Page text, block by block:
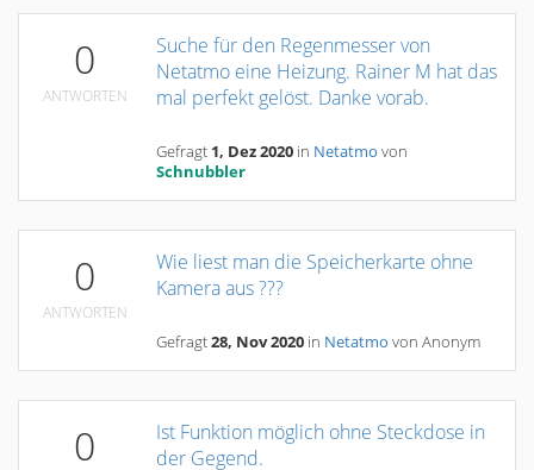
0
ANTWORTEN
Suche für den Regenmesser von
Netatmo eine Heizung. Rainer M hat das
mal perfekt gelöst. Danke vorab.
Gefragt 1, Dez 2020 in Netatmo von
Schnubbler
0
ANTWORTEN
Wie liest man die Speicherkarte ohne
Kamera aus ???
Gefragt28, Nov 2020 in Netatmo von Anonym
0
Ist Funktion möglich ohne Steckdose in
der Gegend.